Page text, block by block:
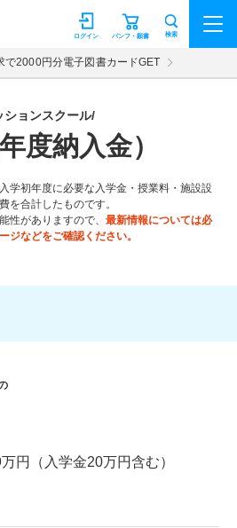
パンフ・願書
ログイン 検索
で2000円分電子図書カードGET
ションスクール/
度納入金）
学初年度に必要な入学金・授業料・施設設
を合計したものです。
性がありますので、 最新情報については必
ジなどをご確認ください。
円（入学金20万円含む）